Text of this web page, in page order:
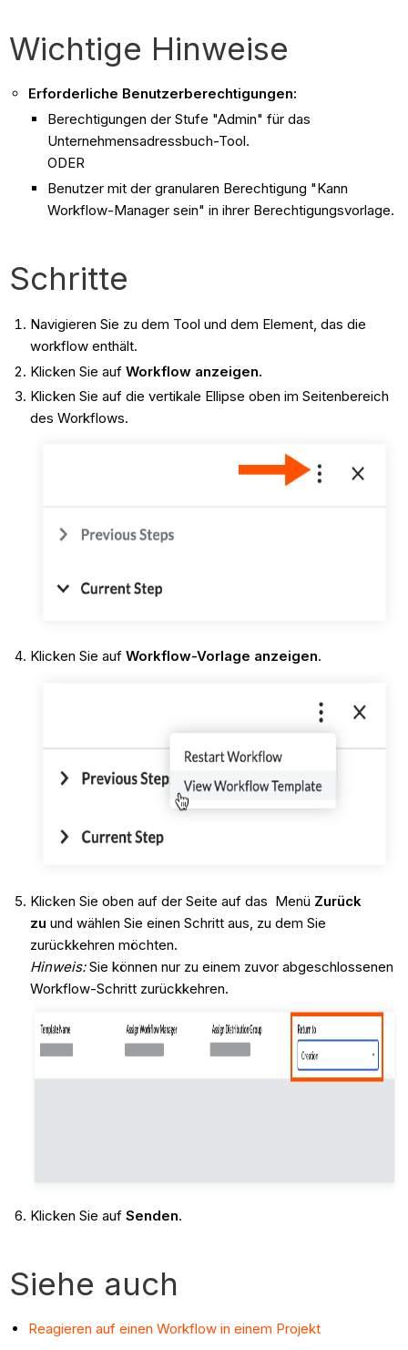
Wichtige Hinweise
Erforderliche Benutzerberechtigungen:
Berechtigungen der Stufe "Admin" für das
Unternehmensadressbuch-Tool.
ODER
Benutzer mit der granularen Berechtigung "Kann
Workflow-Manager sein" in ihrer Berechtigungsvorlage.
Schritte
Navigieren Sie zu dem Tool und dem Element, das die
workflow enthält.
Klicken Sie auf Workflow anzeigen.
Klicken Sie auf die vertikale Ellipse oben im Seitenbereich
des Workflows.
Klicken Sie auf Workflow-Vorlage anzeigen.
Klicken Sie oben auf der Seite auf das Menü Zurück
zu und wählen Sie einen Schritt aus, zu dem Sie
zurückkehren möchten.
Hinweis:Sie können nur zu einem zuvor abgeschlossenen
Workflow-Schritt zurückkehren.
Klicken Sie auf Senden.
Siehe auch
Reagieren auf einen Workflow in einem Projekt